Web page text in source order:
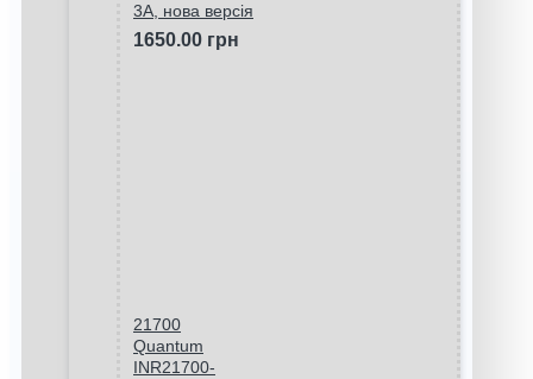
3A, нова версія
1650.00 грн
21700
Quantum
INR21700-